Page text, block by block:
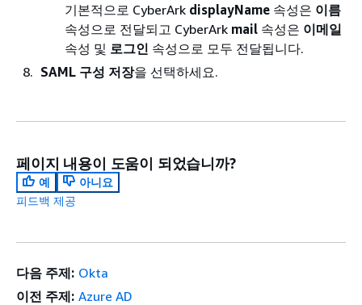
기본적으로 CyberArk displayName 속성은 이름
속성으로 전달되고 CyberArk mail 속성은 이메일
속성 및 로그인 속성으로 모두 전달됩니다.
SAML 구성 저장을 선택하세요.
페이지 내용이 도움이 되었습니까?
예
아니요
피드백 제공
다음 주제: Okta
이전 주제: Azure AD